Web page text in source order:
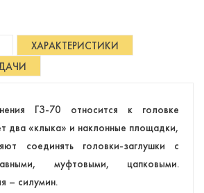
ХАРАКТЕРИСТИКИ
ГЗ-70 относится к головке
два «клыка» и наклонные площадки,
соединять головки-заглушки с
муфтовыми, цапковыми.
– силумин.